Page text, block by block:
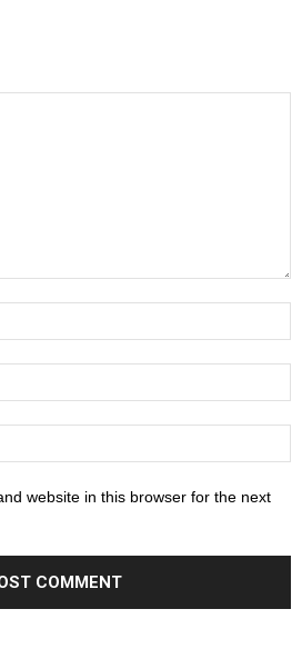
website in this browser for the next